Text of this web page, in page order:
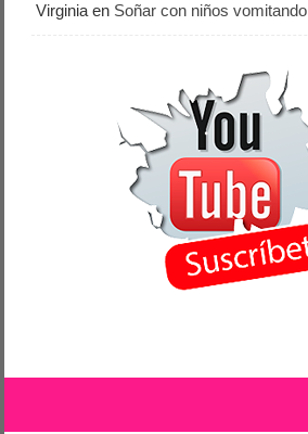
Virginia en Soñar con niños vomitando